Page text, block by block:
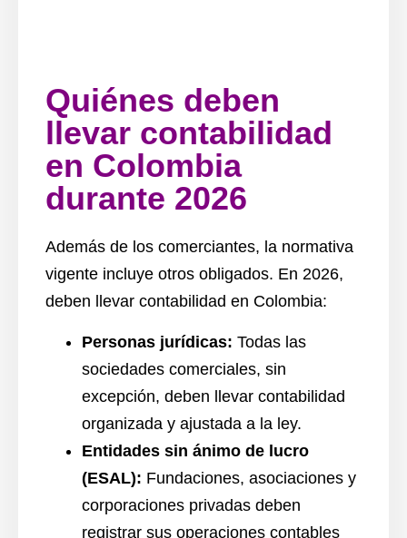
Quiénes deben
llevar contabilidad
en Colombia
durante 2026
Además de los comerciantes, la normativa
vigente incluye otros obligados. En 2026,
deben llevar contabilidad en Colombia:
Personas jurídicas: Todas las
sociedades comerciales, sin
excepción, deben llevar contabilidad
organizada y ajustada a la ley.
Entidades sin ánimo de lucro
(ESAL): Fundaciones, asociaciones y
corporaciones privadas deben
registrar sus operaciones contables